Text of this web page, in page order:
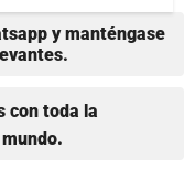
y manténgase
con toda la